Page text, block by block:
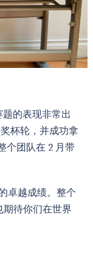
的表现非常出
杯轮，并成功拿
个团队在 2 月带
卓越成绩。整个
待你们在世界